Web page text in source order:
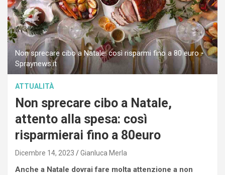
Non sprecare cibo a Natale: così risparmi fino a 80 euro -
Spraynews.it
ATTUALITÀ
Non sprecare cibo a Natale,
attento alla spesa: così
risparmierai fino a 80euro
Dicembre 14, 2023 Gianluca Merla
Anche a Natale dovrai fare molta attenzione a non